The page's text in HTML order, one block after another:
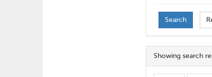
Search
Showing search